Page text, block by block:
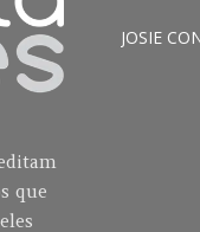
que
JOSIE